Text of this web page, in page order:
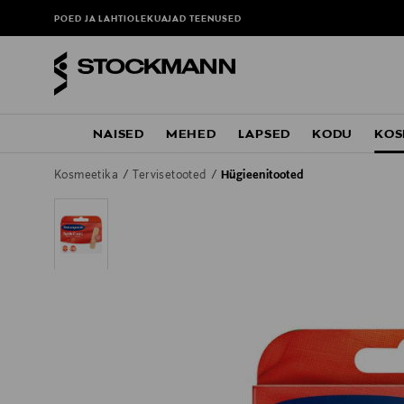
POED JA LAHTIOLEKUAJADTEENUSED
NAISED MEHED LAPSED KODU
Kosmeetika Tervisetooted Hügieenitooted